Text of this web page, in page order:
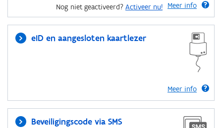
Meer info
Nog niet geactiveerd? Activeer nu!
eID en aangesloten kaartlezer
Meer info
Beveiligingscode via SMS